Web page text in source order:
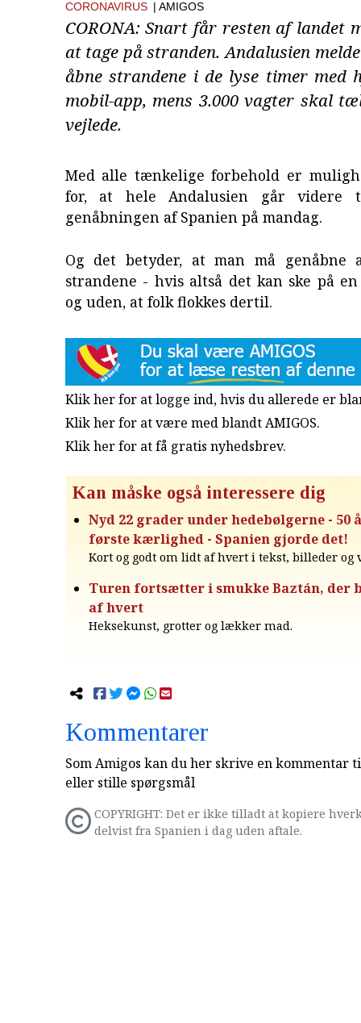
CORONAVIRUS | AMIGOS
CORONA: Snart får resten af landet
at tage på stranden. Andalusien
åbne strandene i de lyse timer med
mobil-app, mens 3.000 vagter skal
vejlede.
Med alle tænkelige forbehold er
for, at hele Andalusien går videre
genåbningen af Spanien på mandag.
Og det betyder, at man må genåbne
strandene - hvis altså det kan ske på
og uden, at folk flokkes dertil.
Klik her for at logge ind, hvis du allerede er
Klik her for at være med blandt AMIGOS.
Klik her for at få gratis nyhedsbrev.
Kan måske også interessere dig
Nyd 22 grader under hedebølgerne - 50
første kærlighed - Spanien gjorde det!
Kort og godt om lidt af hvert i tekst, billeder og
Turen fortsætter i smukke Baztán, der
af hvert
Heksekunst, grotter og lækker mad.
Kommentarer
Som Amigos kan du her skrive en kommentar
eller stille spørgsmål
COPYRIGHT: Det er ikke tilladt at kopiere
delvist fra Spanien i dag uden aftale.